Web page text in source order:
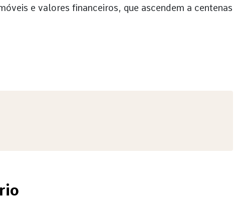
e valores financeiros, que ascendem a centenas